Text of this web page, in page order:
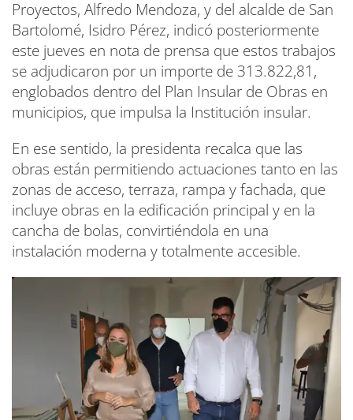
Proyectos, Alfredo Mendoza, y del alcalde de San
Bartolomé, Isidro Pérez, indicó posteriormente
este jueves en nota de prensa que estos trabajos
se adjudicaron por un importe de 313.822,81,
englobados dentro del Plan Insular de Obras en
municipios, que impulsa la Institución insular.
En ese sentido, la presidenta recalca que las
obras están permitiendo actuaciones tanto en las
zonas de acceso, terraza, rampa y fachada, que
incluye obras en la edificación principal y en la
cancha de bolas, convirtiéndola en una
instalación moderna y totalmente accesible.